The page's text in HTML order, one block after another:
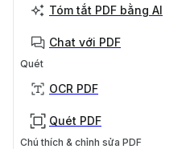
Tóm tắt PDF bằng AI
Chat với PDF
Quét
OCR PDF
Quét PDF
Chú thích & chỉnh sửa PDF